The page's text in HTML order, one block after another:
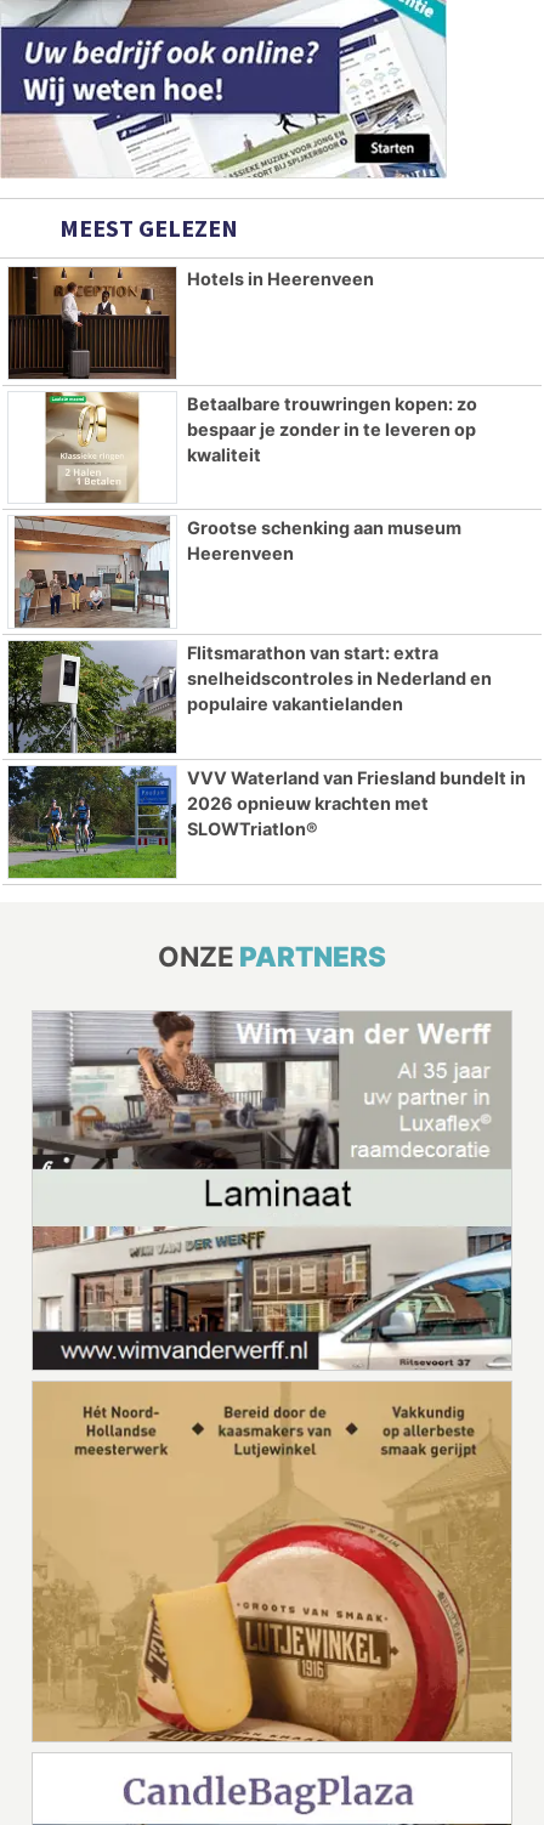
MEEST GELEZEN
Hotels in Heerenveen
Betaalbare trouwringen kopen: zo
bespaar je zonder in te leveren op
kwaliteit
Grootse schenking aan museum
Heerenveen
Flitsmarathon van start: extra
snelheidscontroles in Nederland en
populaire vakantielanden
VVV Waterland van Friesland bundelt in
2026 opnieuw krachten met
SLOWTriatlon®
ONZE PARTNERS